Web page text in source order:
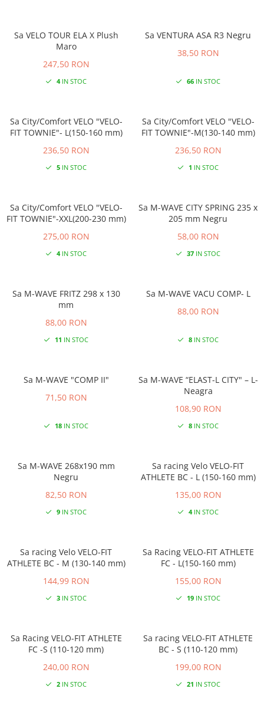
Sa VELO TOUR ELA X Plush
Maro
247,50 RON
4IN STOC
Sa VENTURA ASA R3 Negru
38,50 RON
66IN STOC
Sa City/Comfort VELO "VELO-
FIT TOWNIE"- L(150-160 mm)
236,50 RON
5IN STOC
Sa City/Comfort VELO "VELO-
FIT TOWNIE"-M(130-140 mm)
236,50 RON
1 IN STOC
Sa City/Comfort VELO "VELO-
FIT TOWNIE"-XXL(200-230 mm)
275,00 RON
4IN STOC
Sa M-WAVE CITY SPRING 235 x
205 mm Negru
58,00 RON
37IN STOC
Sa M-WAVE FRITZ 298 x 130
mm
88,00 RON
11 IN STOC
Sa M-WAVE VACU COMP- L
88,00 RON
8IN STOC
Sa M-WAVE "COMP II"
71,50 RON
18IN STOC
Sa M-WAVE “ELAST-L CITY" – L-
Neagra
108,90 RON
8IN STOC
Sa M-WAVE 268x190 mm
Negru
82,50 RON
9IN STOC
Sa racing Velo VELO-FIT
ATHLETE BC - L (150-160 mm)
135,00 RON
4IN STOC
Sa racing Velo VELO-FIT
ATHLETE BC - M (130-140 mm)
144,99 RON
3IN STOC
Sa Racing VELO-FIT ATHLETE
FC - L(150-160 mm)
155,00 RON
19IN STOC
Sa Racing VELO-FIT ATHLETE
FC -S (110-120 mm)
240,00 RON
2IN STOC
Sa racing VELO-FIT ATHLETE
BC - S (110-120 mm)
199,00 RON
21 IN STOC